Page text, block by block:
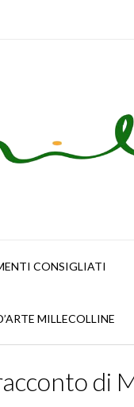
CONSIGLIATI
MILLECOLLINE
di